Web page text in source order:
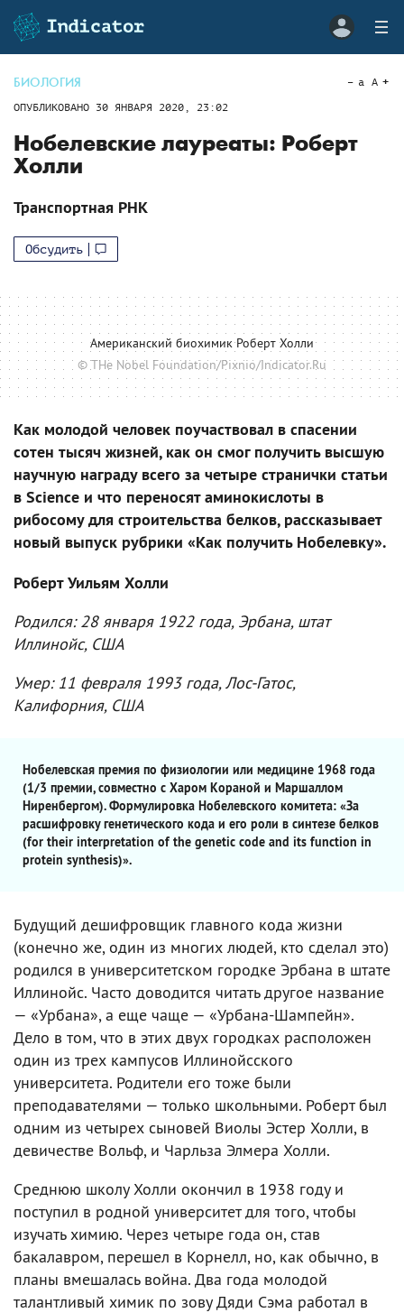
БИОЛОГИЯ
ОПУБЛИКОВАНО 30 ЯНВАРЯ 2020, 23:02
a A
Нобелевские лауреаты: Роберт
Холли
Транспортная РНК
Обсудить
Американский биохимик Роберт Холли
© THe Nobel Foundation/Pixnio/Indicator.Ru
Как молодой человек поучаствовал в спасении
сотен тысяч жизней, как он смог получить высшую
научную награду всего за четыре странички статьи
в Science и что переносят аминокислоты в
рибосому для строительства белков, рассказывает
новый выпуск рубрики «Как получить Нобелевку».
Роберт Уильям Холли
Родился: 28 января 1922 года, Эрбана, штат
Иллинойс, США
Умер: 11 февраля 1993 года, Лос-Гатос,
Калифорния, США
Нобелевская премия по физиологии или медицине 1968 года
(1/3 премии, совместно с Харом Кораной и Маршаллом
Ниренбергом). Формулировка Нобелевского комитета: «За
расшифровку генетического кода и его роли в синтезе белков
(for their interpretation of the genetic code and its function in
protein synthesis)».
Будущий дешифровщик главного кода жизни
(конечно же, один из многих людей, кто сделал это)
родился в университетском городке Эрбана в штате
Иллинойс. Часто доводится читать другое название
— «Урбана», а еще чаще — «Урбана-Шампейн».
Дело в том, что в этих двух городках расположен
один из трех кампусов Иллинойсского
университета. Родители его тоже были
преподавателями — только школьными. Роберт был
одним из четырех сыновей Виолы Эстер Холли, в
девичестве Вольф, и Чарльза Элмера Холли.
Среднюю школу Холли окончил в 1938 году и
поступил в родной университет для того, чтобы
изучать химию. Через четыре года он, став
бакалавром, перешел в Корнелл, но, как обычно, в
планы вмешалась война. Два года молодой
талантливый химик по зову Дяди Сэма работал в